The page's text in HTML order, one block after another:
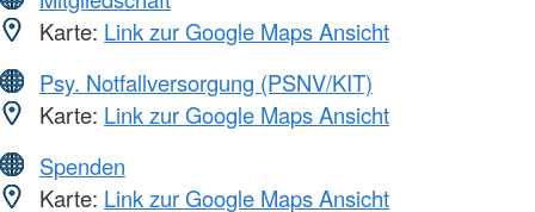
Karte: Link zur Google Maps Ansicht
Psy. Notfallversorgung (PSNV/KIT)
Karte: Link zur Google Maps Ansicht
Spenden
Karte: Link zur Google Maps Ansicht